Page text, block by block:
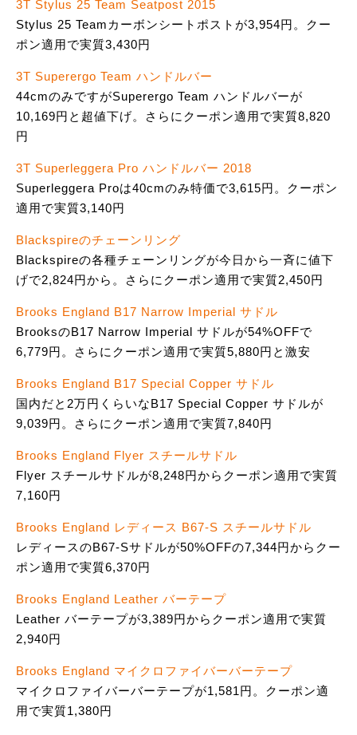
3T Stylus 25 Team Seatpost 2015
Stylus 25 Teamカーボンシートポストが3,954円。クー
ポン適用で実質3,430円
3T Superergo Team ハンドルバー
44cmのみですがSuperergo Team ハンドルバーが
10,169円と超値下げ。さらにクーポン適用で実質8,820
円
3T Superleggera Pro ハンドルバー 2018
Superleggera Proは40cmのみ特価で3,615円。クーポン
適用で実質3,140円
Blackspireのチェーンリング
Blackspireの各種チェーンリングが今日から一斉に値下
げで2,824円から。さらにクーポン適用で実質2,450円
Brooks England B17 Narrow Imperial サドル
BrooksのB17 Narrow Imperial サドルが54%OFFで
6,779円。さらにクーポン適用で実質5,880円と激安
Brooks England B17 Special Copper サドル
国内だと2万円くらいなB17 Special Copper サドルが
9,039円。さらにクーポン適用で実質7,840円
Brooks England Flyer スチールサドル
Flyer スチールサドルが8,248円からクーポン適用で実質
7,160円
Brooks England レディース B67-S スチールサドル
レディースのB67-Sサドルが50%OFFの7,344円からクー
ポン適用で実質6,370円
Brooks England Leather バーテープ
Leather バーテープが3,389円からクーポン適用で実質
2,940円
Brooks England マイクロファイバーバーテープ
マイクロファイバーバーテープが1,581円。クーポン適
用で実質1,380円